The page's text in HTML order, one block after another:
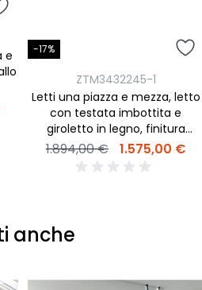
e
-17%
ZTM3432245-1
Letti una piazza e mezza, letto
con testata imbottita e
giroletto in legno, finitura
Nodato chiaro e tessuto Blu
1.894,00 € 1.575,00 €
anche